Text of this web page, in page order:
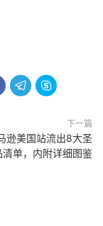
 
下一篇
逊美国站流出8大圣
清单，内附详细图鉴